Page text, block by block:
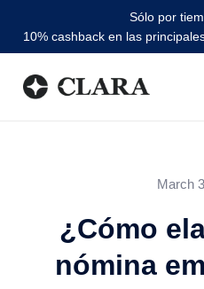
Sólo por
10% cashback en las
March
¿Cómo
nómina